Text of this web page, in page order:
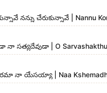
నన్ను చేరుకున్నావే | Nannu
నా సత్యదేవుడా | O
నా యేసయ్యా | Naa